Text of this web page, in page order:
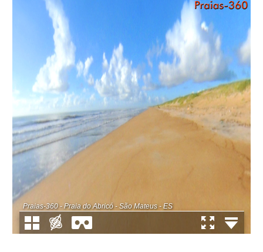
Praias-360 - Praia do Abricó - São Mateus - ES